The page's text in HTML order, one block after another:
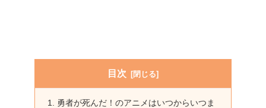
目次
勇者が死んだ！のアニメはいつからいつま